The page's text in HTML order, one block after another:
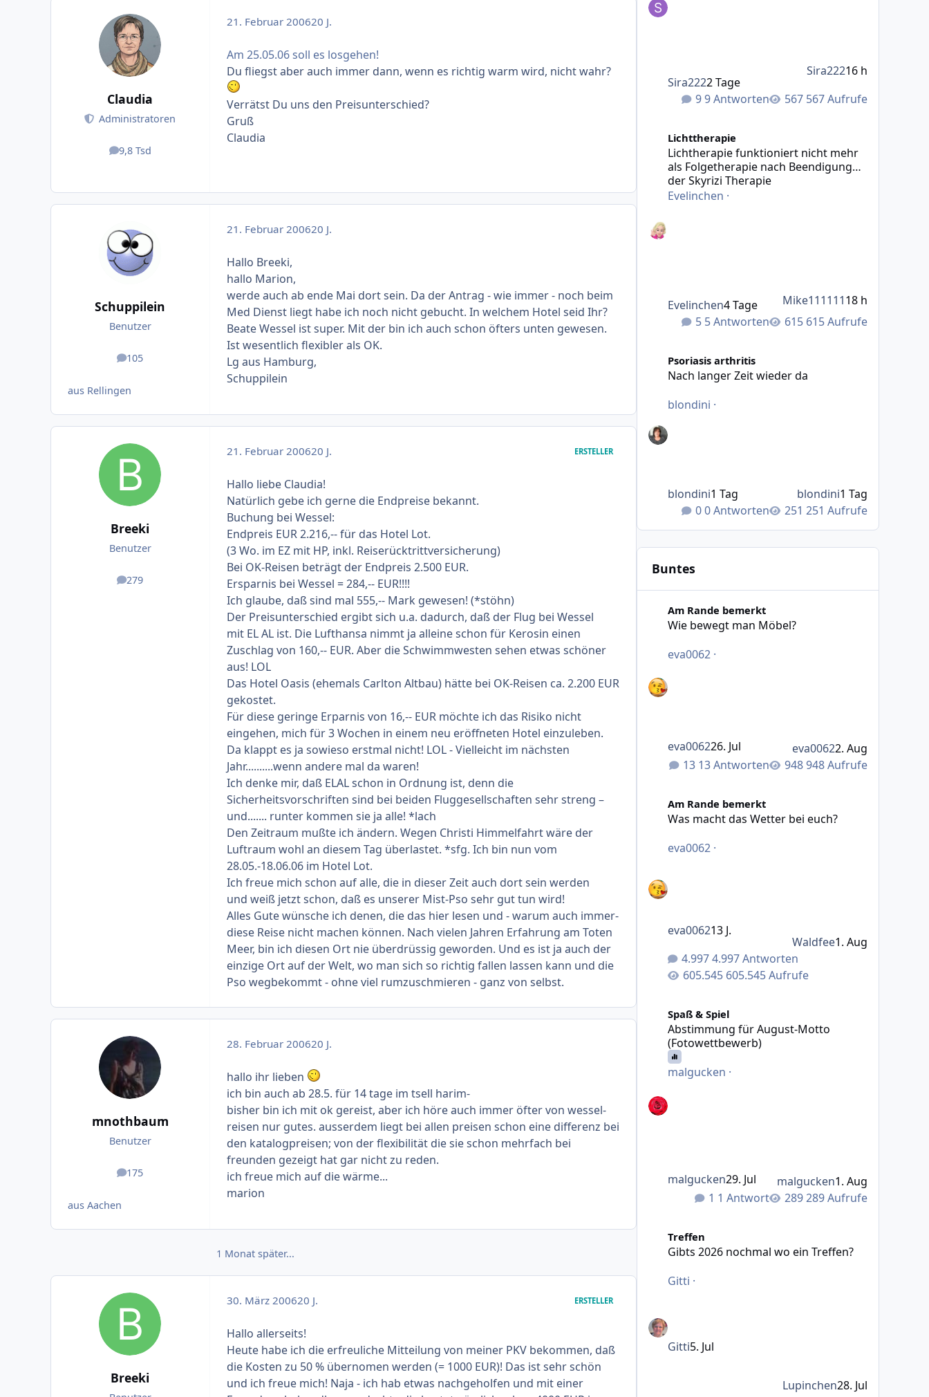
Claudia
Administratoren
9,8 Tsd
Beiträge
21. Februar 200620 J.
Am 25.05.06 soll es losgehen!
Du fliegst aber auch immer dann, wenn es richtig warm wird, nicht wahr?
Verrätst Du uns den Preisunterschied?
Gruß
Claudia
Schuppilein
Benutzer
105
Beiträge
aus Rellingen
21. Februar 200620 J.
Hallo Breeki,
hallo Marion,
werde auch ab ende Mai dort sein. Da der Antrag - wie immer - noch beim
Med Dienst liegt habe ich noch nicht gebucht. In welchem Hotel seid Ihr?
Beate Wessel ist super. Mit der bin ich auch schon öfters unten gewesen.
Ist wesentlich flexibler als OK.
Lg aus Hamburg,
Schuppilein
Breeki
Benutzer
279
Beiträge
21. Februar 200620 J. ERSTELLER
Hallo liebe Claudia!
Natürlich gebe ich gerne die Endpreise bekannt.
Buchung bei Wessel:
Endpreis EUR 2.216,-- für das Hotel Lot.
(3 Wo. im EZ mit HP, inkl. Reiserücktrittversicherung)
Bei OK-Reisen beträgt der Endpreis 2.500 EUR.
Ersparnis bei Wessel = 284,-- EUR!!!!
Ich glaube, daß sind mal 555,-- Mark gewesen! (*stöhn)
Der Preisunterschied ergibt sich u.a. dadurch, daß der Flug bei Wessel
mit EL AL ist. Die Lufthansa nimmt ja alleine schon für Kerosin einen
Zuschlag von 160,-- EUR. Aber die Schwimmwesten sehen etwas schöner
aus! LOL
Das Hotel Oasis (ehemals Carlton Altbau) hätte bei OK-Reisen ca. 2.200 EUR
gekostet.
Für diese geringe Erparnis von 16,-- EUR möchte ich das Risiko nicht
eingehen, mich für 3 Wochen in einem neu eröffneten Hotel einzuleben.
Da klappt es ja sowieso erstmal nicht! LOL - Vielleicht im nächsten
Jahr..........wenn andere mal da waren!
Ich denke mir, daß ELAL schon in Ordnung ist, denn die
Sicherheitsvorschriften sind bei beiden Fluggesellschaften sehr streng –
und....... runter kommen sie ja alle! *lach
Den Zeitraum mußte ich ändern. Wegen Christi Himmelfahrt wäre der
Luftraum wohl an diesem Tag überlastet. *sfg. Ich bin nun vom
28.05.-18.06.06 im Hotel Lot.
Ich freue mich schon auf alle, die in dieser Zeit auch dort sein werden
und weiß jetzt schon, daß es unserer Mist-Pso sehr gut tun wird!
Alles Gute wünsche ich denen, die das hier lesen und - warum auch immer-
diese Reise nicht machen können. Nach vielen Jahren Erfahrung am Toten
Meer, bin ich diesen Ort nie überdrüssig geworden. Und es ist ja auch der
einzige Ort auf der Welt, wo man sich so richtig fallen lassen kann und die
Pso wegbekommt - ohne viel rumzuschmieren - ganz von selbst.
mnothbaum
Benutzer
175
Beiträge
aus Aachen
28. Februar 200620 J.
hallo ihr lieben
ich bin auch ab 28.5. für 14 tage im tsell harim-
bisher bin ich mit ok gereist, aber ich höre auch immer öfter von wessel-
reisen nur gutes. ausserdem liegt bei allen preisen schon eine differenz bei
den katalogpreisen; von der flexibilität die sie schon mehrfach bei
freunden gezeigt hat gar nicht zu reden.
ich freue mich auf die wärme...
marion
1 Monat später...
Breeki
30. März 200620 J. ERSTELLER
Hallo allerseits!
Heute habe ich die erfreuliche Mitteilung von meiner PKV bekommen, daß
die Kosten zu 50 % übernomen werden (= 1000 EUR)! Das ist sehr schön
und ich freue mich! Naja - ich hab etwas nachgeholfen und mit einer
9 Antworten 567 Aufrufe
Sira2222 Tage
Sira22216 h
Lichttherapie
Lichtherapie funktioniert nicht mehr
als Folgetherapie nach Beendigung
der Skyrizi Therapie
Evelinchen ·
5 Antworten 615 Aufrufe
Evelinchen4 Tage Mike11111118 h
Psoriasis arthritis
Nach langer Zeit wieder da
blondini ·
0 Antworten 251 Aufrufe
blondini1 Tag blondini1 Tag
Buntes
Am Rande bemerkt
Wie bewegt man Möbel?
eva0062 ·
13 Antworten 948 Aufrufe
eva006226. Jul eva00622. Aug
Am Rande bemerkt
Was macht das Wetter bei euch?
eva0062 ·
4.997 Antworten
605.545 Aufrufe
eva006213 J.
Waldfee1. Aug
Spaß & Spiel
Abstimmung für August-Motto
(Fotowettbewerb)
malgucken ·
1 Antwort 289 Aufrufe
malgucken29. Jul malgucken1. Aug
Treffen
Gibts 2026 nochmal wo ein Treffen?
Gitti ·
Gitti5. Jul
Lupinchen28. Jul